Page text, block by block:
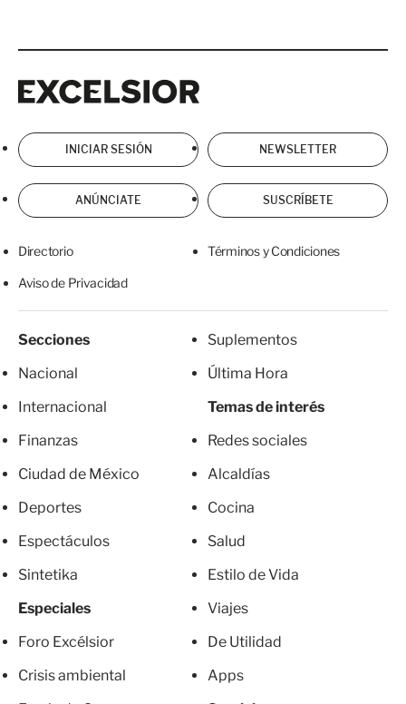
INICIAR SESIÓN NEWSLETTER
ANÚNCIATE SUSCRÍBETE
Directorio Términos y Condiciones
Aviso de Privacidad
Secciones
Nacional
Internacional
Finanzas
Ciudad de México
Deportes
Espectáculos
Sintetika
Especiales
Foro Excélsior
Crisis ambiental
Suplementos
Última Hora
Temas de interés
Redes sociales
Alcaldías
Cocina
Salud
Estilo de Vida
Viajes
De Utilidad
Apps